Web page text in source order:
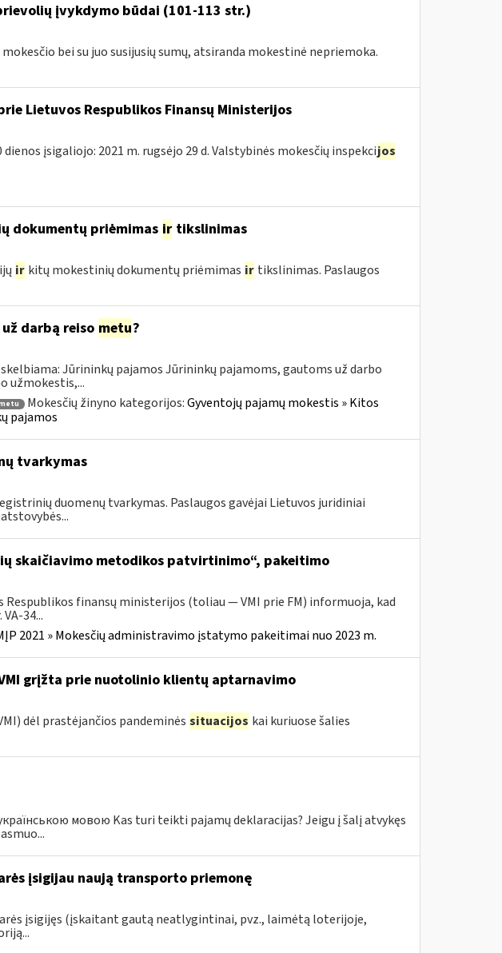
įvykdymo būdai (101-113 str.)
bei su juo susijusių sumų, atsiranda mokestinė nepriemoka.
Lietuvos Respublikos Finansų Ministerijos
įsigaliojo: 2021 m. rugsėjo 29 d. Valstybinės mokesčių inspekcijos
dokumentų priėmimas irtikslinimas
ir kitų mokestinių dokumentų priėmimas ir tikslinimas. Paslaugos
darbą reiso metu?
Jūrininkų pajamos Jūrininkų pajamoms, gautoms už darbo
užmokestis,...
Mokesčių žinyno kategorijos:Gyventojų pajamų mokestis » Kitos
pajamos
tvarkymas
duomenų tvarkymas. Paslaugos gavėjai Lietuvos juridiniai
atstovybės...
skaičiavimo metodikos patvirtinimo“, pakeitimo
Respublikos finansų ministerijos (toliau ― VMI prie FM) informuoja, kad
34...
2021 » Mokesčių administravimo įstatymo pakeitimai nuo 2023 m.
grįžta prie nuotolinio klientų aptarnavimo
dėl prastėjančios pandeminės situacijos kai kuriuose šalies
мовою Kas turi teikti pajamų deklaracijas? Jeigu į šalį atvykęs
įsigijau naują transporto priemonę
įsigijęs (įskaitant gautą neatlygintinai, pvz., laimėtą loterijoje,